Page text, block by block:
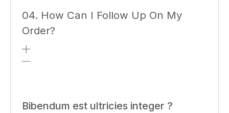
04. How Can I Follow Up On My
Order?
Bibendum est ultricies integer ?